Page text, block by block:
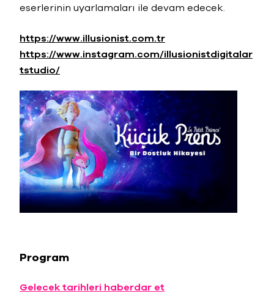
eserlerinin uyarlamaları ile devam edecek.
https://www.illusionist.com.tr
https://www.instagram.com/illusionistdigitalar
tstudio/
Program
Gelecek tarihleri haberdar et